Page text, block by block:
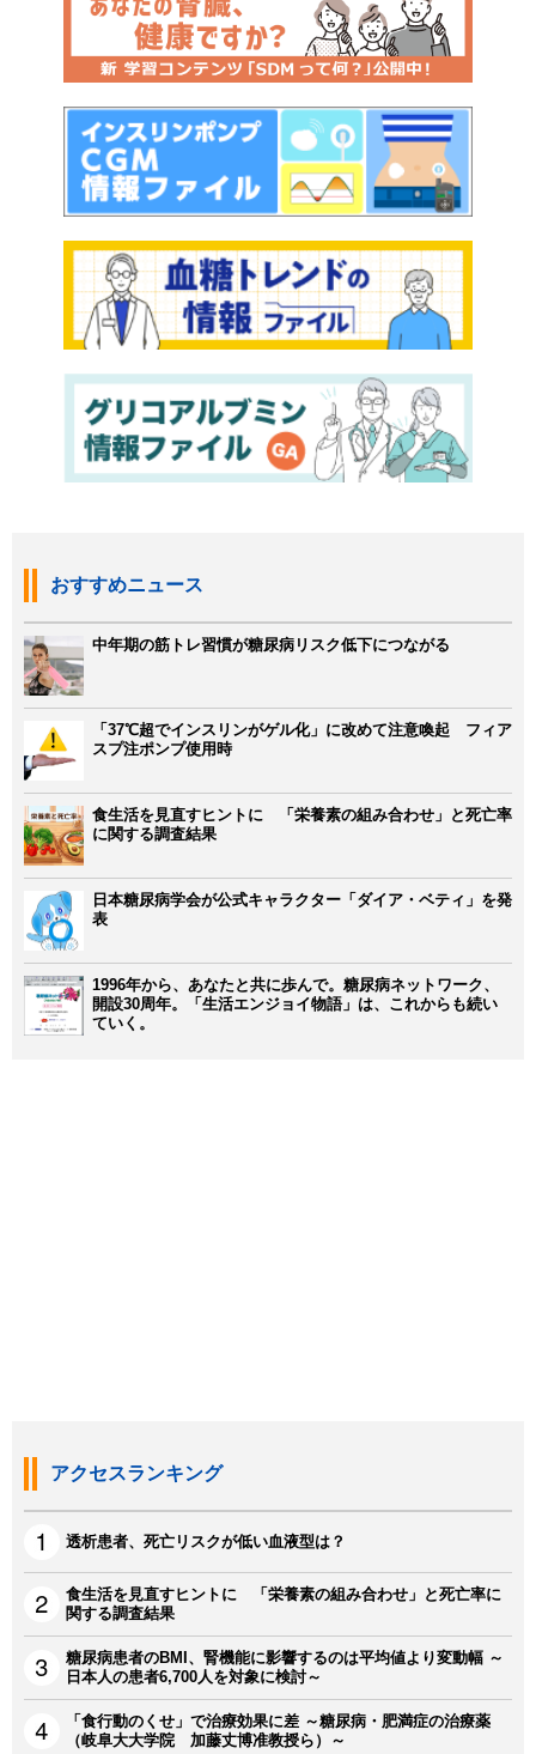
おすすめニュース
中年期の筋トレ習慣が糖尿病リスク低下につながる
「37℃超でインスリンがゲル化」に改めて注意喚起 フィア
スプ注ポンプ使用時
食生活を見直すヒントに 「栄養素の組み合わせ」と死亡率
に関する調査結果
日本糖尿病学会が公式キャラクター「ダイア・ベティ」を発
表
1996年から、あなたと共に歩んで。糖尿病ネットワーク、
開設30周年。「生活エンジョイ物語」は、これからも続い
ていく。
アクセスランキング
透析患者、死亡リスクが低い血液型は？
食生活を見直すヒントに 「栄養素の組み合わせ」と死亡率に
関する調査結果
糖尿病患者のBMI、腎機能に影響するのは平均値より変動幅 ～
日本人の患者6,700人を対象に検討～
「食行動のくせ」で治療効果に差 ～糖尿病・肥満症の治療薬
（岐阜大大学院 加藤丈博准教授ら）～